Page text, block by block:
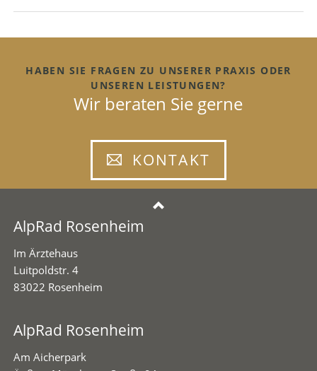
HABEN SIE FRAGEN ZU UNSERER PRAXIS ODER
UNSEREN LEISTUNGEN?
Wir beraten Sie gerne
KONTAKT
AlpRad Rosenheim
Im Ärztehaus
Luitpoldstr. 4
83022 Rosenheim
AlpRad Rosenheim
Am Aicherpark